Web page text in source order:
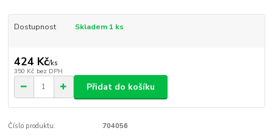
Dostupnost Skladem 1 ks
424 Kč/ks
350 Kč bez DPH
Přidat do košíku
Číslo produktu: 704056